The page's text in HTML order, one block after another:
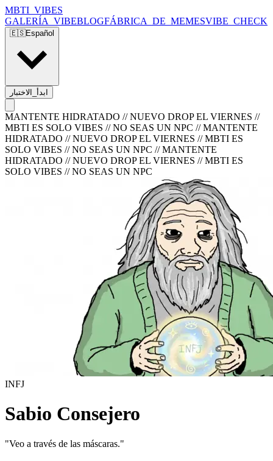
MBTI_VIBES
GALERÍA_VIBEBLOGFÁBRICA_DE_MEMESVIBE_CHECK
🇪🇸Español
ابدأ_الاختبار
MANTENTE HIDRATADO // NUEVO DROP EL VIERNES //
MBTI ES SOLO VIBES // NO SEAS UN NPC //MANTENTE
HIDRATADO // NUEVO DROP EL VIERNES // MBTI ES
SOLO VIBES // NO SEAS UN NPC //MANTENTE
HIDRATADO // NUEVO DROP EL VIERNES // MBTI ES
SOLO VIBES // NO SEAS UN NPC
INFJ
Sabio Consejero
"Veo a través de las máscaras."